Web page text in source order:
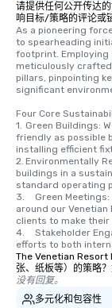
请提供任何公开传达
响目标/策略的评论或
As a pioneering
to spearheading
footprint. Employing
meticulously
pillars, pinpointing
significant
Four Core
1.	Green Buildings: We aim to make our buildings as environmentally
friendly as possible
installing efficient
2.	Environmentally Responsible Operations: We focus on operating our
buildings in a
standard operating
3.	Green Meetings: A significant part of our business is centered
around our Venetian
clients to make
4.	Stakeholder Engagement: We promote all of our sustainability
efforts to both
The Venetian Resort
张、纸板等）的策略
没有回复。
多元化和包容性